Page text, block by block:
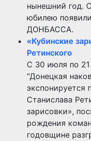
нынешний год.
юбилею
ДОНБАССА.
«Кубинские
Ретинского
С 30 июля по 21
"Донецкая
экспонируется
Станислава
зарисовки»,
рождения
годовщине